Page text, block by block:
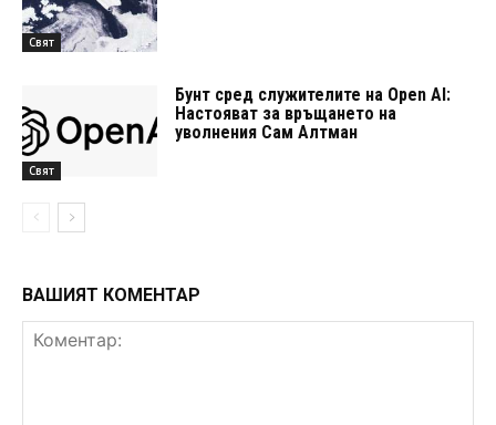
Свят
Свят
Бунт сред служителите на Open AI:
Настояват за връщането на
уволнения Сам Алтман
ВАШИЯТ КОМЕНТАР